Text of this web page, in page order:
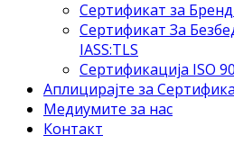
Сертификат за Бренд
Сертификат За
IASS:TLS
Сертификација ISO
Аплицирајте за
Медиумите за нас
Контакт